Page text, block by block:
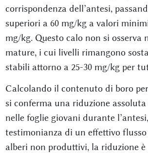
corrispondenza dell’antesi,
superiori a 60 mg/kg a valori
mg/kg. Questo calo non si osserva
mature, i cui livelli rimangono
stabili attorno a 25-30 mg/kg per
Calcolando il contenuto di boro
si conferma una riduzione
nelle foglie giovani durante
testimonianza di un effettivo
alberi non produttivi, la riduzione